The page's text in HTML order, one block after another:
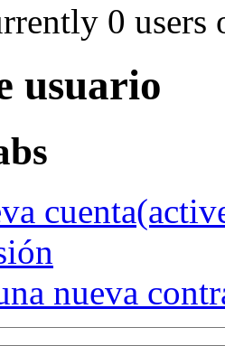
0 users
usuario
cuenta
nueva